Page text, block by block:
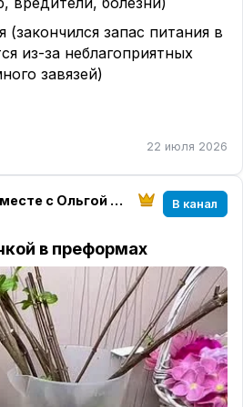
(закончился запас питания в
из-за неблагоприятных
завязей)
небольшое количество
боковые побеги
плодоношения:
селитра 10 г на 10 л
магния 10 г на 10 л
калия или монокалий фосфат
22 июля 2026
Выращиваем вместе с Ольгой Ситниковой В канал
в преформах